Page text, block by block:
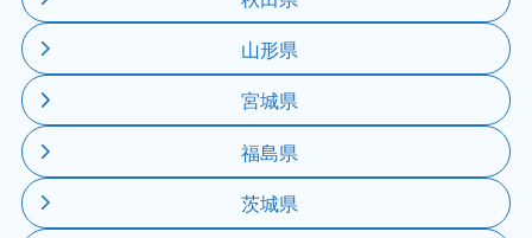
山形県
宮城県
福島県
茨城県